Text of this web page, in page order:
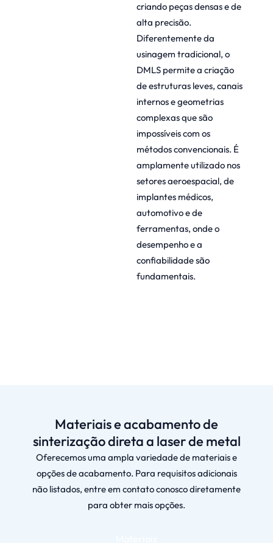
criando peças densas e de
alta precisão.
Diferentemente da
usinagem tradicional, o
DMLS permite a criação
de estruturas leves, canais
internos e geometrias
complexas que são
impossíveis com os
métodos convencionais. É
amplamente utilizado nos
setores aeroespacial, de
implantes médicos,
automotivo e de
ferramentas, onde o
desempenho e a
confiabilidade são
fundamentais.
Materiais e acabamento de
sinterização direta a laser de metal
Oferecemos uma ampla variedade de materiais e
opções de acabamento. Para requisitos adicionais
não listados, entre em contato conosco diretamente
para obter mais opções.